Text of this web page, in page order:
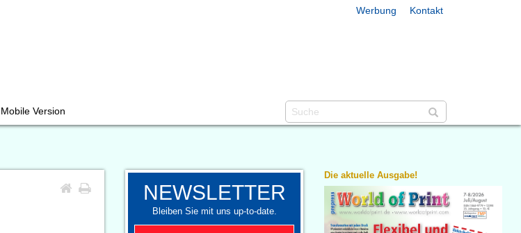
Werbung Kontakt
Mobile Version
NEWSLETTER
Bleiben Sie mit uns up-to-date.
Die aktuelle Ausgabe!